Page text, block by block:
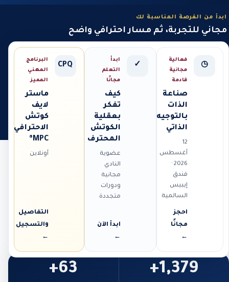
ابدأ من الفرصة المناسبة لك
مجاني للتجربة، ثم مسار احترافي واضح
◷
فعالية
مجانية
قادمة
صناعة
الذات
بالتوجيه
الذاتي
12
أغسطس
2026 ·
فندق
إيبيس
السالمية
احجز
مجانًا
←
✓
ابدأ
التعلم
مجانًا
كيف
تفكر
بعقلية
الكوتش
المحترف
عضوية
النادي
مجانية
ودورات
متجددة
ابدأ الآن
←
CPQ
البرنامج
المهني
المميز
ماستر
لايف
كوتش
الاحترافي
MPC®
أونلاين
التفاصيل
والتسجيل
←
1,379+
63+